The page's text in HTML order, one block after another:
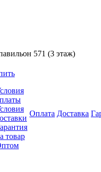
571 (3 этаж)
товар
Оплата Доставка